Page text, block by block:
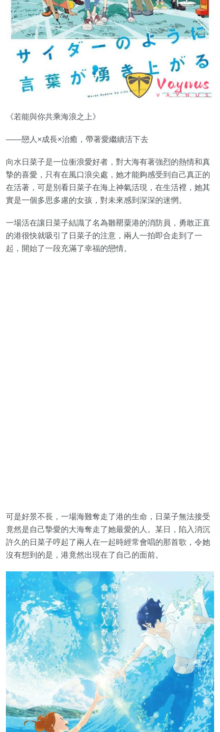
《若能與你共乘海浪之上》
——戀人×成長×治癒，帶著愛繼續活下去
向水日菜子是一位衝浪愛好者，對大海有著強烈的熱情和真
摯的喜愛，只有在風口浪尖處，她才能夠感受到自己真正的
在活著，可是別看日菜子在海上神氣活現，在生活裡，她其
實是一個多思多慮的女孩，對未來感到深深的迷惘。
一場活在讓日菜子結識了名為雛罌粟港的消防員，勇敢正直
的港很快就吸引了日菜子的注意，兩人一拍即合走到了一
起，開始了一段充滿了幸福的戀情。
可是好景不長，一場海難奪走了港的生命，日菜子無法接受
竟然是自己摯愛的大海奪走了她最愛的人。某日，陷入消沉
許久的日菜子哼起了兩人在一起時經常會唱的那首歌，令她
沒有想到的是，港竟然出現在了自己的面前。